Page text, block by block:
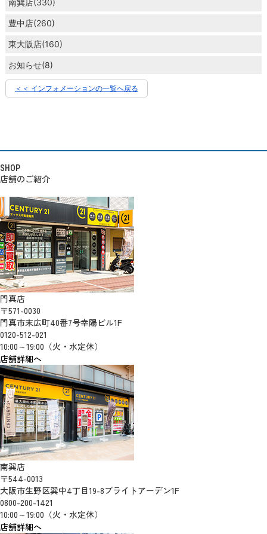
南巽店(330)
豊中店(260)
東大阪店(160)
お知らせ(8)
＜＜ インフォメーションの一覧へ戻る
SHOP
店舗のご紹介
門真店
〒571-0030
門真市末広町40番7号幸陽ビル1F
0120-512-021
10:00～19:00（火・水定休）
店舗詳細へ
南巽店
〒544-0013
大阪市生野区巽中4丁目19-8ブライトアーデン1F
0800-200-1421
10:00～19:00（火・水定休）
店舗詳細へ